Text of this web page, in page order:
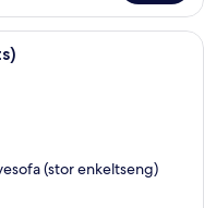
pengeskab på
(stor enkeltseng)